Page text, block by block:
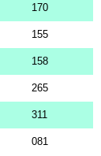
170
155
158
265
311
081